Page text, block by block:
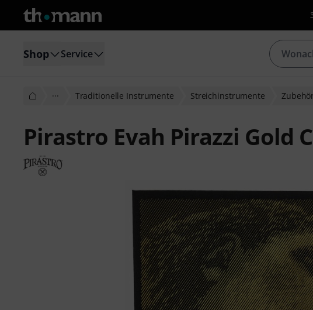
Shop Service
··· Traditionelle Instrumente Streichinstrumente
Pirastro Evah Pirazzi Gold